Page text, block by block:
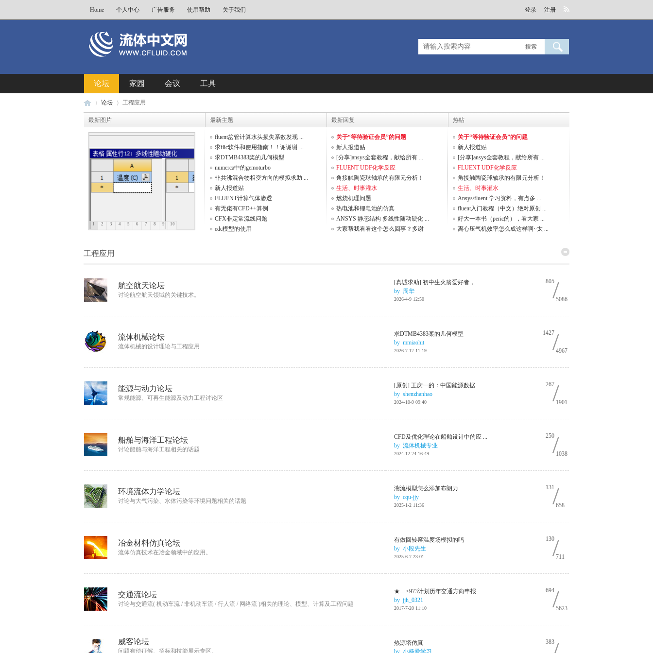
Home 个人中心 广告服务 使用帮助 关于我们 登录 注册
搜索
论坛 家园 会议 工具
中
文
论坛 工程应用
最新图片
1 2 3 4 5 6 7 8 9 10
最新主题
fluent岔管计算水头损失系数发现 ...
求flic软件和使用指南！！谢谢谢 ...
求DTMB4383桨的几何模型
numerca中的gemoturbo
非共沸混合物相变方向的模拟求助 ...
新人报道贴
FLUENT计算气体渗透
有无佬有CFD++算例
CFX非定常流线问题
edc模型的使用
最新回复
关于“等待验证会员”的问题
新人报道贴
[分享]ansys全套教程，献给所有 ...
FLUENT UDF化学反应
角接触陶瓷球轴承的有限元分析！
生活、时事灌水
燃烧机理问题
热电池和锂电池的仿真
ANSYS 静态结构 多线性随动硬化 ...
大家帮我看看这个怎么回事？多谢
热帖
关于“等待验证会员”的问题
新人报道贴
[分享]ansys全套教程，献给所有 ...
FLUENT UDF化学反应
角接触陶瓷球轴承的有限元分析！
生活、时事灌水
Ansys/fluent 学习资料，有点多 ...
fluent入门教程（中文）绝对原创 ...
好大一本书（peric的），看大家 ...
离心压气机效率怎么成这样啊~太 ...
工程应用
航空航天论坛
讨论航空航天领域的关键技术。
[真诚求助] 初中生火箭爱好者， ...
by 周华
2026-4-9 12:50
805/5086
流体机械论坛
流体机械的设计理论与工程应用
求DTMB4383桨的几何模型
by mmiaohit
2026-7-17 11:19
1427/4967
能源与动力论坛
常规能源、可再生能源及动力工程讨论区
[原创] 王庆一的：中国能源数据 ...
by shenzhanhao
2024-10-9 09:40
267/1901
船舶与海洋工程论坛
讨论船舶与海洋工程相关的话题
CFD及优化理论在船舶设计中的应 ...
by 流体机械专业
2024-12-24 16:49
250/1038
环境流体力学论坛
讨论与大气污染、水体污染等环境问题相关的话题
湍流模型怎么添加布朗力
by cqu-jjy
2025-1-2 11:36
131/658
冶金材料仿真论坛
流体仿真技术在冶金领域中的应用。
有做回转窑温度场模拟的吗
by 小段先生
2025-6-7 23:01
130/711
交通流论坛
讨论与交通流( 机动车流 / 非机动车流 / 行人流 / 网络流 )相关的理论、模型、计算及工程问题
★—>973计划历年交通方向申报 ...
by jjh_0321
2017-7-20 11:10
694/5623
威客论坛
问题有偿征解、招标和技能展示专区。
热源塔仿真
by 小杨爱学习
383